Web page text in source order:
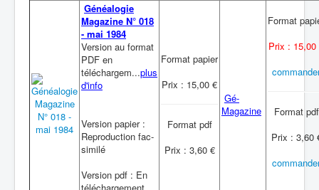
Généalogie
Magazine N° 018
- mai 1984
Version au format
PDF en
téléchargem...plus
d'info
Version papier :
Reproduction fac-
similé
Version pdf : En
Format papier
Prix : 15,00 €
Format pdf
Prix : 3,60 €
Gé-
Magazine
Format
Prix : 15,00
Format pdf
Prix : 3,60